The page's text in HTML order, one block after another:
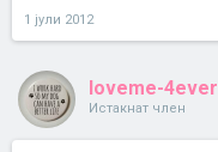
1 јули 2012
loveme-4ever
Истакнат член